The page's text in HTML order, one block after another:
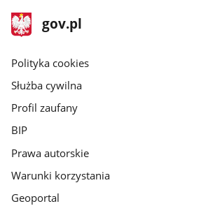
stopka
gov.pl
Strona
gov.pl
gov.pl
Polityka cookies
Służba cywilna
Profil zaufany
BIP
Prawa autorskie
Warunki korzystania
Geoportal